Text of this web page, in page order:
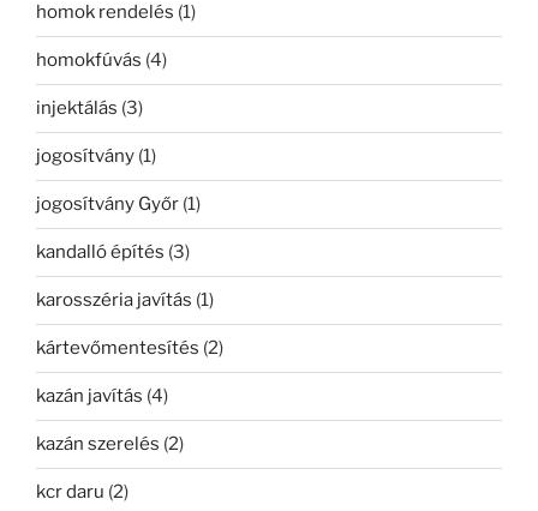
homok rendelés (1)
homokfúvás (4)
injektálás (3)
jogosítvány (1)
jogosítvány Győr (1)
kandalló építés (3)
karosszéria javítás (1)
kártevőmentesítés (2)
kazán javítás (4)
kazán szerelés (2)
kcr daru (2)